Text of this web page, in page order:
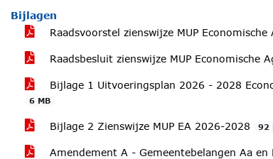
Bijlagen
Raadsvoorstel zienswijze MUP Economische
Raadsbesluit zienswijze MUP Economische
Bijlage 1 Uitvoeringsplan 2026 - 2028
6 MB
Bijlage 2 Zienswijze MUP EA 2026-2028 92
Amendement A - Gemeentebelangen Aa